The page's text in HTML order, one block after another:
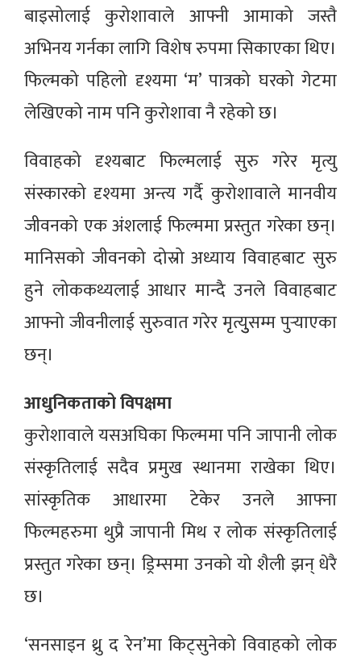
बाइसोलाई कुरोशावाले आफ्नी आमाको जस्तै
अभिनय गर्नका लागि विशेष रुपमा सिकाएका थिए।
फिल्मको पहिलो दृश्यमा ‘म’ पात्रको घरको गेटमा
लेखिएको नाम पनि कुरोशावा नै रहेको छ।
विवाहको दृश्यबाट फिल्मलाई सुरु गरेर मृत्यु
संस्कारको दृश्यमा अन्त्य गर्दै कुरोशावाले मानवीय
जीवनको एक अंशलाई फिल्ममा प्रस्तुत गरेका छन्।
मानिसको जीवनको दोस्रो अध्याय विवाहबाट सुरु
हुने लोककथ्यलाई आधार मान्दै उनले विवाहबाट
आफ्नो जीवनीलाई सुरुवात गरेर मृत्युुसम्म पुर्‍याएका
छन्।
आधुनिकताको विपक्षमा
कुरोशावाले यसअघिका फिल्ममा पनि जापानी लोक
संस्कृतिलाई सदैव प्रमुख स्थानमा राखेका थिए।
सांस्कृतिक आधारमा टेकेर उनले आफ्ना
फिल्महरुमा थुप्रै जापानी मिथ र लोक संस्कृतिलाई
प्रस्तुत गरेका छन्। ड्रिम्समा उनको यो शैली झन् धेरै
छ।
‘सनसाइन थ्रु द रेन’मा किट्सुनेको विवाहको लोक